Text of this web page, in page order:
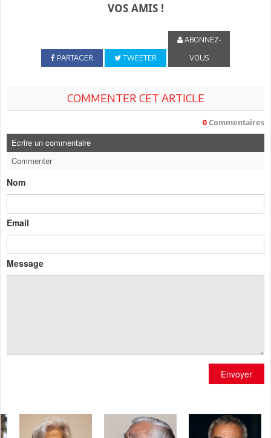
VOS AMIS !
PARTAGER TWEETER
ABONNEZ-
VOUS
COMMENTER CET ARTICLE
0 Commentaires
Ecrire un commentaire
Commenter
Nom
Email
Message
Envoyer